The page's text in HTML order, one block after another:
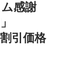
感謝
引価格